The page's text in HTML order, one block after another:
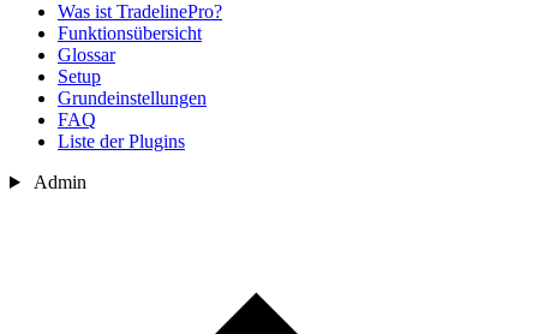
Was ist TradelinePro?
Funktionsübersicht
Glossar
Setup
Grundeinstellungen
FAQ
Liste der Plugins
Admin